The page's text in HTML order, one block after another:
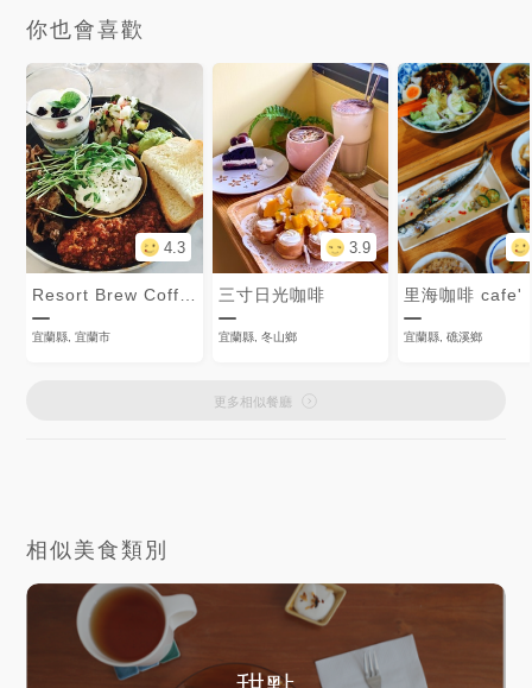
你也會喜歡
4.3
Resort Brew Coffee Co.
宜蘭縣, 宜蘭市
3.9
三寸日光咖啡
宜蘭縣, 冬山鄉
里海咖啡 cafe'
宜蘭縣, 礁溪鄉
更多相似餐廳
相似美食類別